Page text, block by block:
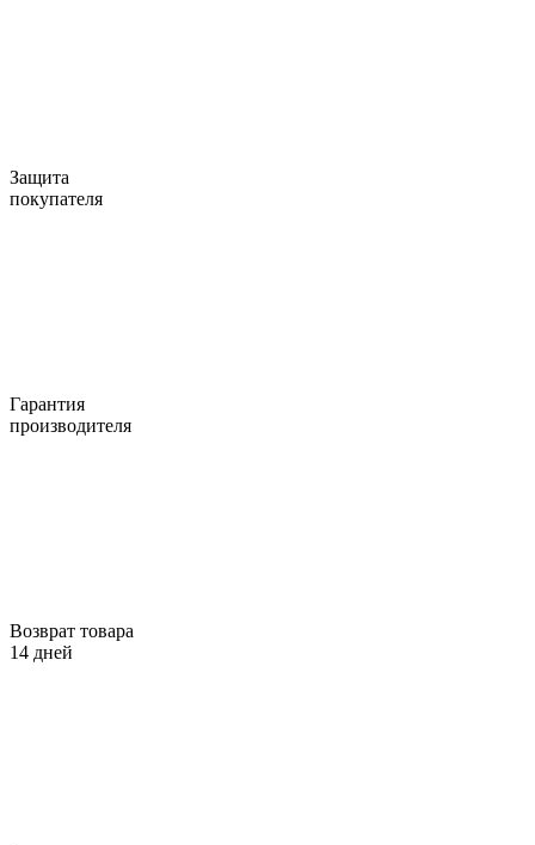
Защита
покупателя
Гарантия
производителя
Возврат товара
14 дней